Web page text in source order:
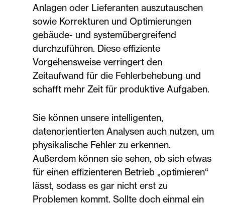
Anlagen oder Lieferanten auszutauschen
sowie Korrekturen und Optimierungen
gebäude- und systemübergreifend
durchzuführen. Diese effiziente
Vorgehensweise verringert den
Zeitaufwand für die Fehlerbehebung und
schafft mehr Zeit für produktive Aufgaben.
Sie können unsere intelligenten,
datenorientierten Analysen auch nutzen, um
physikalische Fehler zu erkennen.
Außerdem können sie sehen, ob sich etwas
für einen effizienteren Betrieb „optimieren“
lässt, sodass es gar nicht erst zu
Problemen kommt. Sollte doch einmal ein